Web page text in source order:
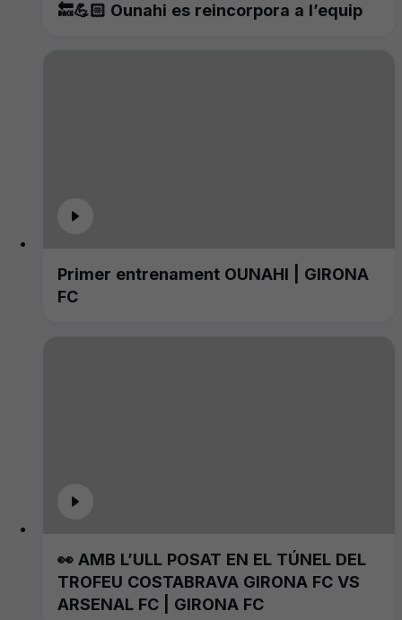
🔙💪🏻 Ounahi es reincorpora a l’equip
Primer entrenament OUNAHI | GIRONA
FC
👀 AMB L’ULL POSAT EN EL TÚNEL DEL
TROFEU COSTABRAVA GIRONA FC VS
ARSENAL FC | GIRONA FC